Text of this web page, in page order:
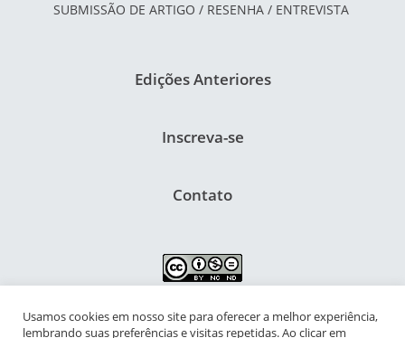
SUBMISSÃO DE ARTIGO / RESENHA / ENTREVISTA
Edições Anteriores
Inscreva-se
Contato
NIPIAC – Núcleo Interdisciplinar de Pesquisa para a Infância e
Usamos cookies em nosso site para oferecer a melhor experiência,
lembrando suas preferências e visitas repetidas. Ao clicar em